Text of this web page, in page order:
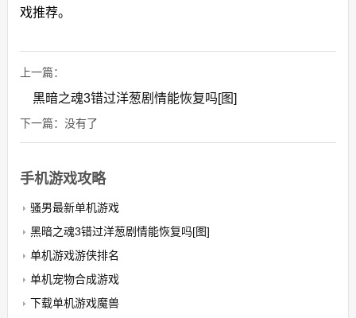
戏推荐。
上一篇：
黑暗之魂3错过洋葱剧情能恢复吗[图]
下一篇：没有了
手机游戏攻略
骚男最新单机游戏
黑暗之魂3错过洋葱剧情能恢复吗[图]
单机游戏游侠排名
单机宠物合成游戏
下载单机游戏魔兽